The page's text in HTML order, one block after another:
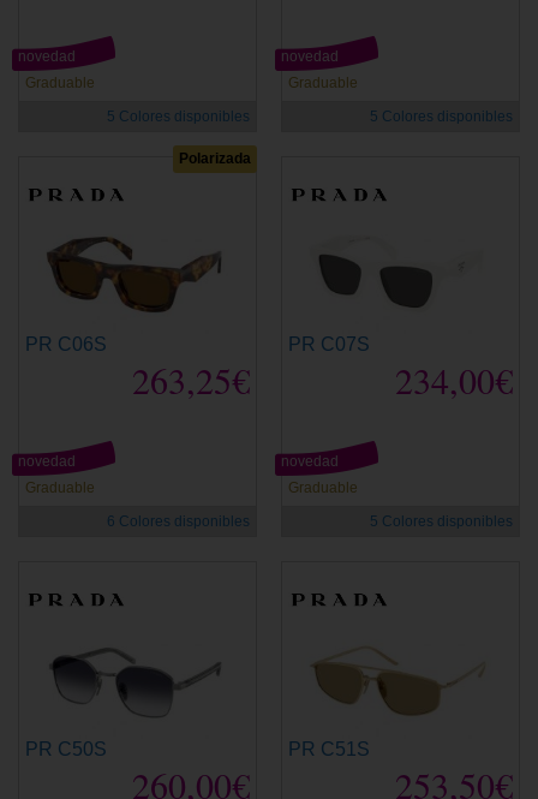
Graduable
novedad
5 Colores disponibles
Graduable
novedad
5 Colores disponibles
Polarizada
PR C06S
263,25€
Graduable
novedad
6 Colores disponibles
PR C07S
234,00€
Graduable
novedad
5 Colores disponibles
PR C50S
260,00€
PR C51S
253,50€